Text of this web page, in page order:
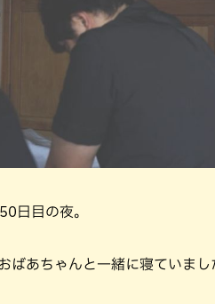
日目の夜。
ばあちゃんと一緒に寝ていま